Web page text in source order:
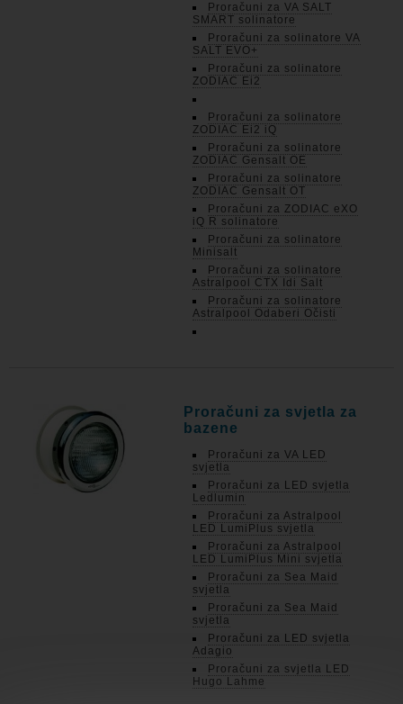
Proračuni za VA SALT
SMART solinatore
Proračuni za solinatore VA
SALT EVO+
Proračuni za solinatore
ZODIAC Ei2
Proračuni za solinatore
ZODIAC Ei2 iQ
Proračuni za solinatore
ZODIAC Gensalt OE
Proračuni za solinatore
ZODIAC Gensalt OT
Proračuni za ZODIAC eXO
iQ R solinatore
Proračuni za solinatore
Minisalt
Proračuni za solinatore
Astralpool CTX Idi Salt
Proračuni za solinatore
Astralpool Odaberi Očisti
Proračuni za svjetla za
bazene
Proračuni za VA LED
svjetla
Proračuni za LED svjetla
Ledlumin
Proračuni za Astralpool
LED LumiPlus svjetla
Proračuni za Astralpool
LED LumiPlus Mini svjetla
Proračuni za Sea Maid
svjetla
Proračuni za Sea Maid
svjetla
Proračuni za LED svjetla
Adagio
Proračuni za svjetla LED
Hugo Lahme